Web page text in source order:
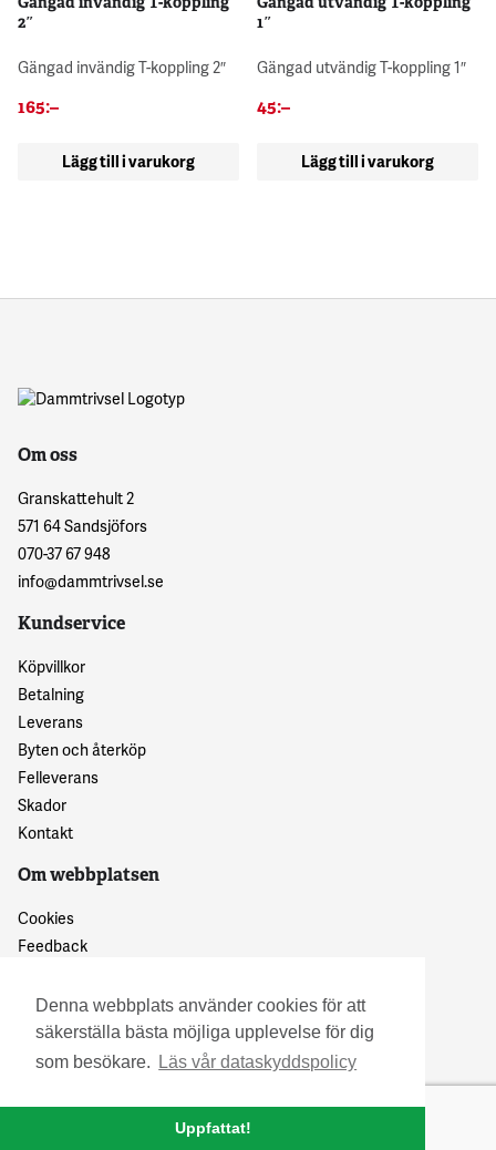
Denna webbplats använder cookies för att
säkerställa bästa möjliga upplevelse för dig
som besökare.
Läs vår dataskyddspolicy
Uppfattat!
2″
Gängad invändig T-koppling 2″
165:–
Lägg till i varukorg
1″
Gängad utvändig T-koppling 1″
45:–
Lägg till i varukorg
Om oss
Granskattehult 2
571 64 Sandsjöfors
070-37 67 948
info@dammtrivsel.se
Kundservice
Köpvillkor
Betalning
Leverans
Byten och återköp
Felleverans
Skador
Kontakt
Om webbplatsen
Cookies
Feedback
© 2016 Granskattehults Damm- och Trädgårdstrivsel